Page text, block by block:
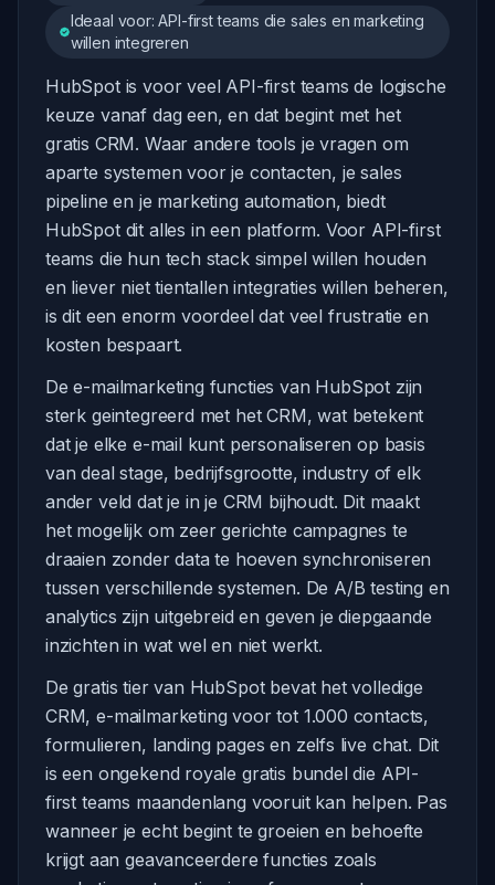
Ideaal voor: API-first teams die sales en marketing
willen integreren
HubSpot is voor veel API-first teams de logische
keuze vanaf dag een, en dat begint met het
gratis CRM. Waar andere tools je vragen om
aparte systemen voor je contacten, je sales
pipeline en je marketing automation, biedt
HubSpot dit alles in een platform. Voor API-first
teams die hun tech stack simpel willen houden
en liever niet tientallen integraties willen beheren,
is dit een enorm voordeel dat veel frustratie en
kosten bespaart.
De e-mailmarketing functies van HubSpot zijn
sterk geintegreerd met het CRM, wat betekent
dat je elke e-mail kunt personaliseren op basis
van deal stage, bedrijfsgrootte, industry of elk
ander veld dat je in je CRM bijhoudt. Dit maakt
het mogelijk om zeer gerichte campagnes te
draaien zonder data te hoeven synchroniseren
tussen verschillende systemen. De A/B testing en
analytics zijn uitgebreid en geven je diepgaande
inzichten in wat wel en niet werkt.
De gratis tier van HubSpot bevat het volledige
CRM, e-mailmarketing voor tot 1.000 contacts,
formulieren, landing pages en zelfs live chat. Dit
is een ongekend royale gratis bundel die API-
first teams maandenlang vooruit kan helpen. Pas
wanneer je echt begint te groeien en behoefte
krijgt aan geavanceerdere functies zoals